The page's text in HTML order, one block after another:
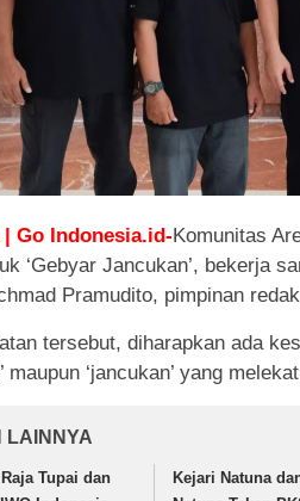
| Go Indonesia.id- Komunitas
‘Gebyar Jancukan’, bekerja
Pramudito, pimpinan
tersebut, diharapkan ada
maupun ‘jancukan’ yang
LAINNYA
Tupai dan
Kejari Natuna